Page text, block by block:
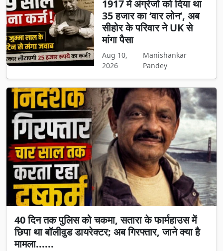
1917 में अंग्रेजों को दिया था
35 हजार का ‘वार लोन’, अब
सीहोर के परिवार ने UK से
मांगा पैसा
Aug 10,
2026
Manishankar
Pandey
40 दिन तक पुलिस को चकमा, सतारा के फार्महाउस में
छिपा था बॉलीवुड डायरेक्टर; अब गिरफ्तार, जाने क्या है
मामला......